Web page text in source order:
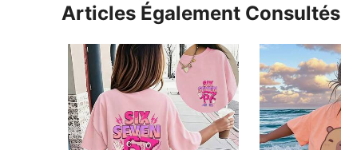
Articles Également Consultés